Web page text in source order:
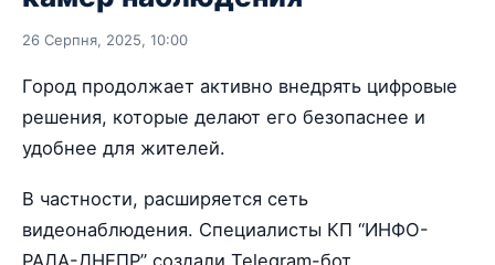
26 Серпня, 2025, 10:00
Город продолжает активно внедрять цифровые
решения, которые делают его безопаснее и
удобнее для жителей.
В частности, расширяется сеть
видеонаблюдения. Специалисты КП “ИНФО-